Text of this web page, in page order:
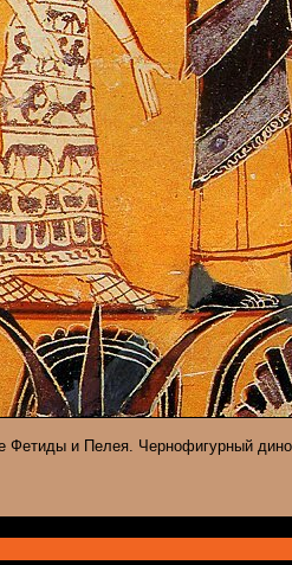
Фетиды и Пелея. Чернофигурный